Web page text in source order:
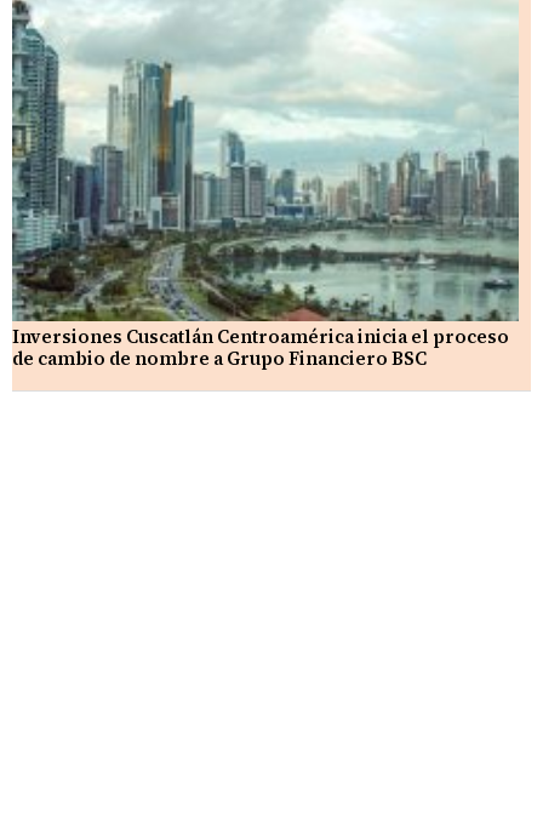
Inversiones Cuscatlán Centroamérica inicia el proceso
de cambio de nombre a Grupo Financiero BSC